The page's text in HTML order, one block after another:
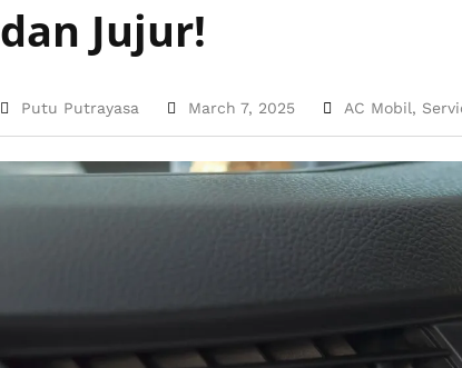
dan Jujur!
Putu Putrayasa March 7, 2025 AC Mobil,